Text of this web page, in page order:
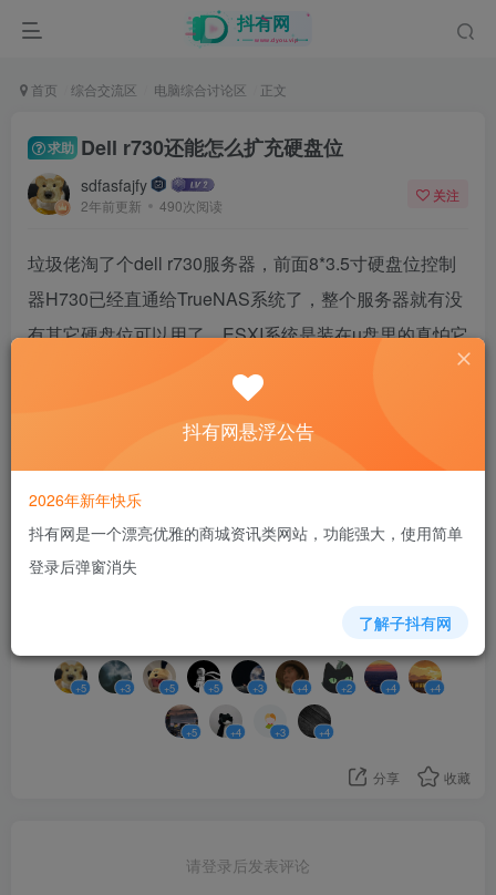
首页 综合交流区 电脑综合讨论区 正文
求助 Dell r730还能怎么扩充硬盘位
sdfasfajfy
2年前更新 490次阅读
关注
垃圾佬淘了个dell r730服务器，前面8*3.5寸硬盘位控制
器H730已经直通给TrueNAS系统了，整个服务器就有没
有其它硬盘位可以用了，ESXI系统是装在u盘里的真怕它
挂掉，另接了了m.2转pcie但是不支持直接引导启动，但
我看主板上硬盘接口还不少sata、sas接口都有，就是不
知道还能怎么扩充盘位出来？怎么固定以及怎么接电？
r730xd背后的两个2.5寸硬盘模块可以固定到r730上面用
吗？
+5 +3 +5 +5 +3 +4 +2 +4 +4
+5 +4 +3 +4
分享 收藏
请登录后发表评论
抖有网悬浮公告
2026年新年快乐
抖有网是一个漂亮优雅的商城资讯类网站，功能强大，使用简单
登录后弹窗消失
了解子抖有网